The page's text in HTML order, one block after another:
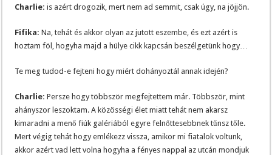
Charlie: is azért drogozik, mert nem ad semmit, csak úgy, na jöjjön.
Fifika: Na, tehát és akkor olyan az jutott eszembe, és ezt azért is
hoztam föl, hogyha majd a hülye cikk kapcsán beszélgetünk hogy…
Te meg tudod-e fejteni hogy miért dohányoztál annak idején?
Charlie: Persze hogy többször megfejtettem már. Többször, mint
ahányszor leszoktam. A közösségi élet miatt tehát nem akarsz
kimaradni a menő fiúk galériából egyre felnőttesebbnek tűnsz tőle.
Mert végig tehát hogy emlékezz vissza, amikor mi fiatalok voltunk,
akkor azért vad lett volna hogyha a fényes nappal az utcán mondjuk